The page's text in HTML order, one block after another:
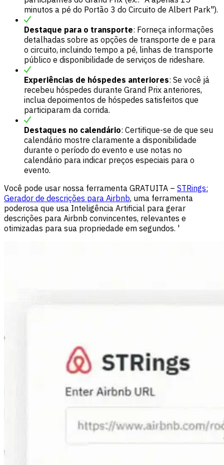
minutos a pé do Portão 3 do Circuito de Albert Park").
Destaque para o transporte: Forneça informações
detalhadas sobre as opções de transporte de e para
o circuito, incluindo tempo a pé, linhas de transporte
público e disponibilidade de serviços de rideshare.
Experiências de hóspedes anteriores: Se você já
recebeu hóspedes durante Grand Prix anteriores,
inclua depoimentos de hóspedes satisfeitos que
participaram da corrida.
Destaques no calendário: Certifique-se de que seu
calendário mostre claramente a disponibilidade
durante o período do evento e use notas no
calendário para indicar preços especiais para o
evento.
Você pode usar nossa ferramenta GRATUITA – STRings:
Gerador de descrições para Airbnb, uma ferramenta
poderosa que usa Inteligência Artificial para gerar
descrições para Airbnb convincentes, relevantes e
otimizadas para sua propriedade em segundos. '